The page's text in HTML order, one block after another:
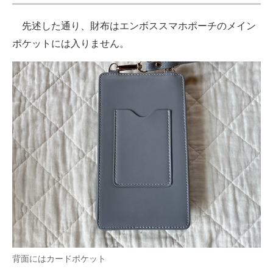
先述した通り、財布はエンボススマホポーチのメイン
ポケットには入りません。
背面にはカードポケット